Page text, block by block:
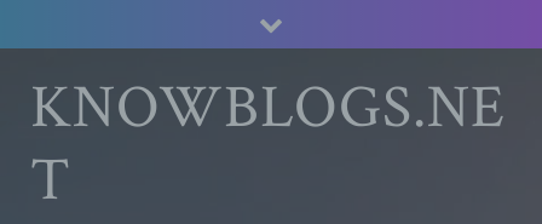
to
contentKNOWBLOGS.NE
T